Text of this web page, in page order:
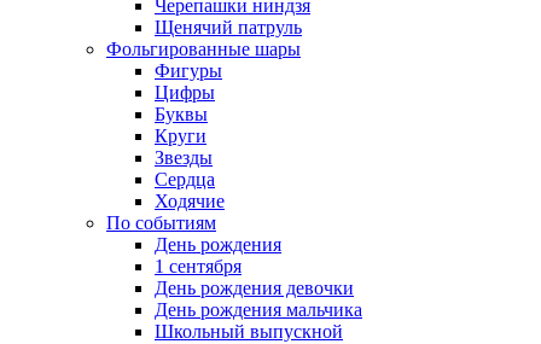
Черепашки ниндзя
Щенячий патруль
Фольгированные шары
Фигуры
Цифры
Буквы
Круги
Звезды
Сердца
Ходячие
По событиям
День рождения
1 сентября
День рождения девочки
День рождения мальчика
Школьный выпускной